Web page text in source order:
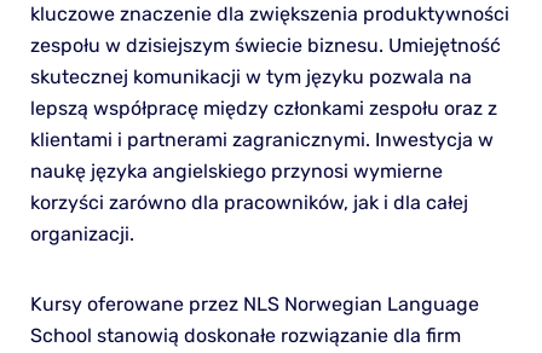
kluczowe znaczenie dla zwiększenia produktywności
zespołu w dzisiejszym świecie biznesu. Umiejętność
skutecznej komunikacji w tym języku pozwala na
lepszą współpracę między członkami zespołu oraz z
klientami i partnerami zagranicznymi. Inwestycja w
naukę języka angielskiego przynosi wymierne
korzyści zarówno dla pracowników, jak i dla całej
organizacji.
Kursy oferowane przez NLS Norwegian Language
School stanowią doskonałe rozwiązanie dla firm